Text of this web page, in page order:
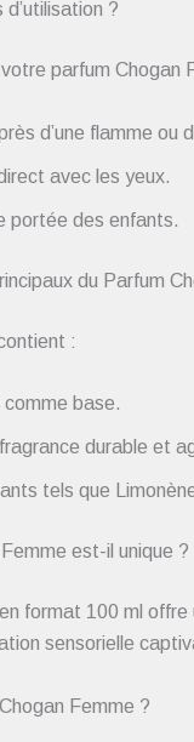
?
parfum Chogan
d’une flamme ou
avec les yeux.
portée des enfants.
du Parfum
:
comme base.
durable et
tels que
est-il unique ?
format 100 ml
sensorielle
Femme ?